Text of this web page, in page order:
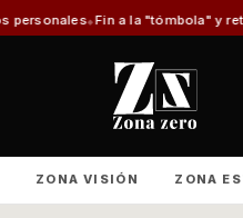
a la "tómbola" y retorno del
ZONA VISIÓN ZONA